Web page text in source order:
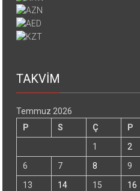
TAKVİM
Temmuz 2026
P
S Ç P
1
2
6
7 8 9
13
14 15 16